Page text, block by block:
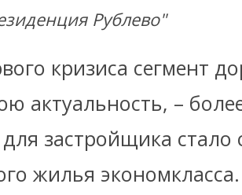
Рублево"
кризиса сегмент
актуальность, –
застройщика стало
жилья